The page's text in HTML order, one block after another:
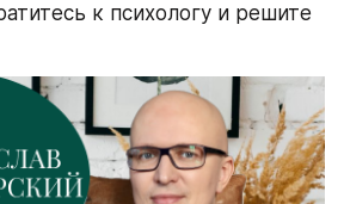
к психологу и решите